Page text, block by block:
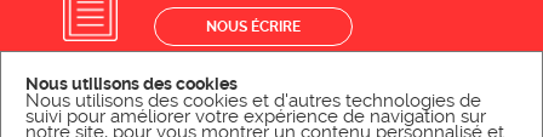
NOUS ÉCRIRE
NOUS CONTACTER PAR TÉLÉPHONE
Nous utilisons des cookies
Nous utilisons des cookies et d'autres technologies de
suivi pour améliorer votre expérience de navigation sur
notre site, pour vous montrer un contenu personnalisé et